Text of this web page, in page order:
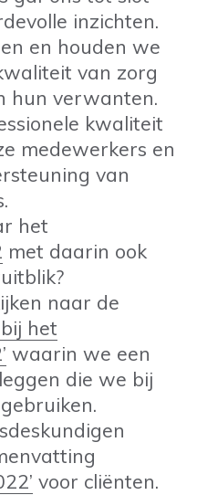
inzichten.
en houden we
van zorg
hun verwanten.
kwaliteit
medewerkers en
van
het
met daarin ook
naar de
het
waarin we een
die we bij
voor cliënten.